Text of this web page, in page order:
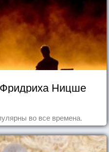
Ницше
во все времена.